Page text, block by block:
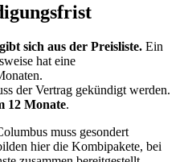
sich aus der Preisliste. Ein
hat eine
der Vertrag gekündigt werden.
12 Monate.
muss gesondert
hier die Kombipakete, bei